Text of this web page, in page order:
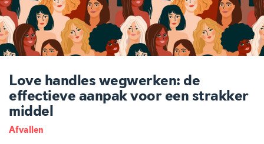
Love handles wegwerken: de
effectieve aanpak voor een strakker
middel
Afvallen